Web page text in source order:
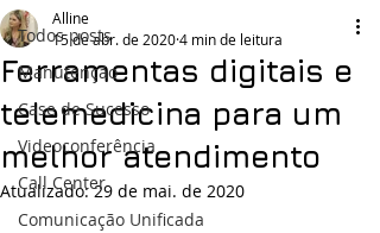
Todos posts
Manutenção
Case de Sucesso
Videoconferência
Call Center
Comunicação Unificada
Ferramentas digitais e
telemedicina para um
melhor atendimento
Alline
15 de abr. de 20204 min de leitura
Atualizado:29 de mai. de 2020